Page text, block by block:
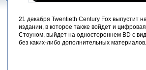
21 декабря Twentieth Century Fox выпустит
издании, в которое также войдет и
Стоуном, выйдет на одностороннем BD с
без каких-либо дополнительных материалов.